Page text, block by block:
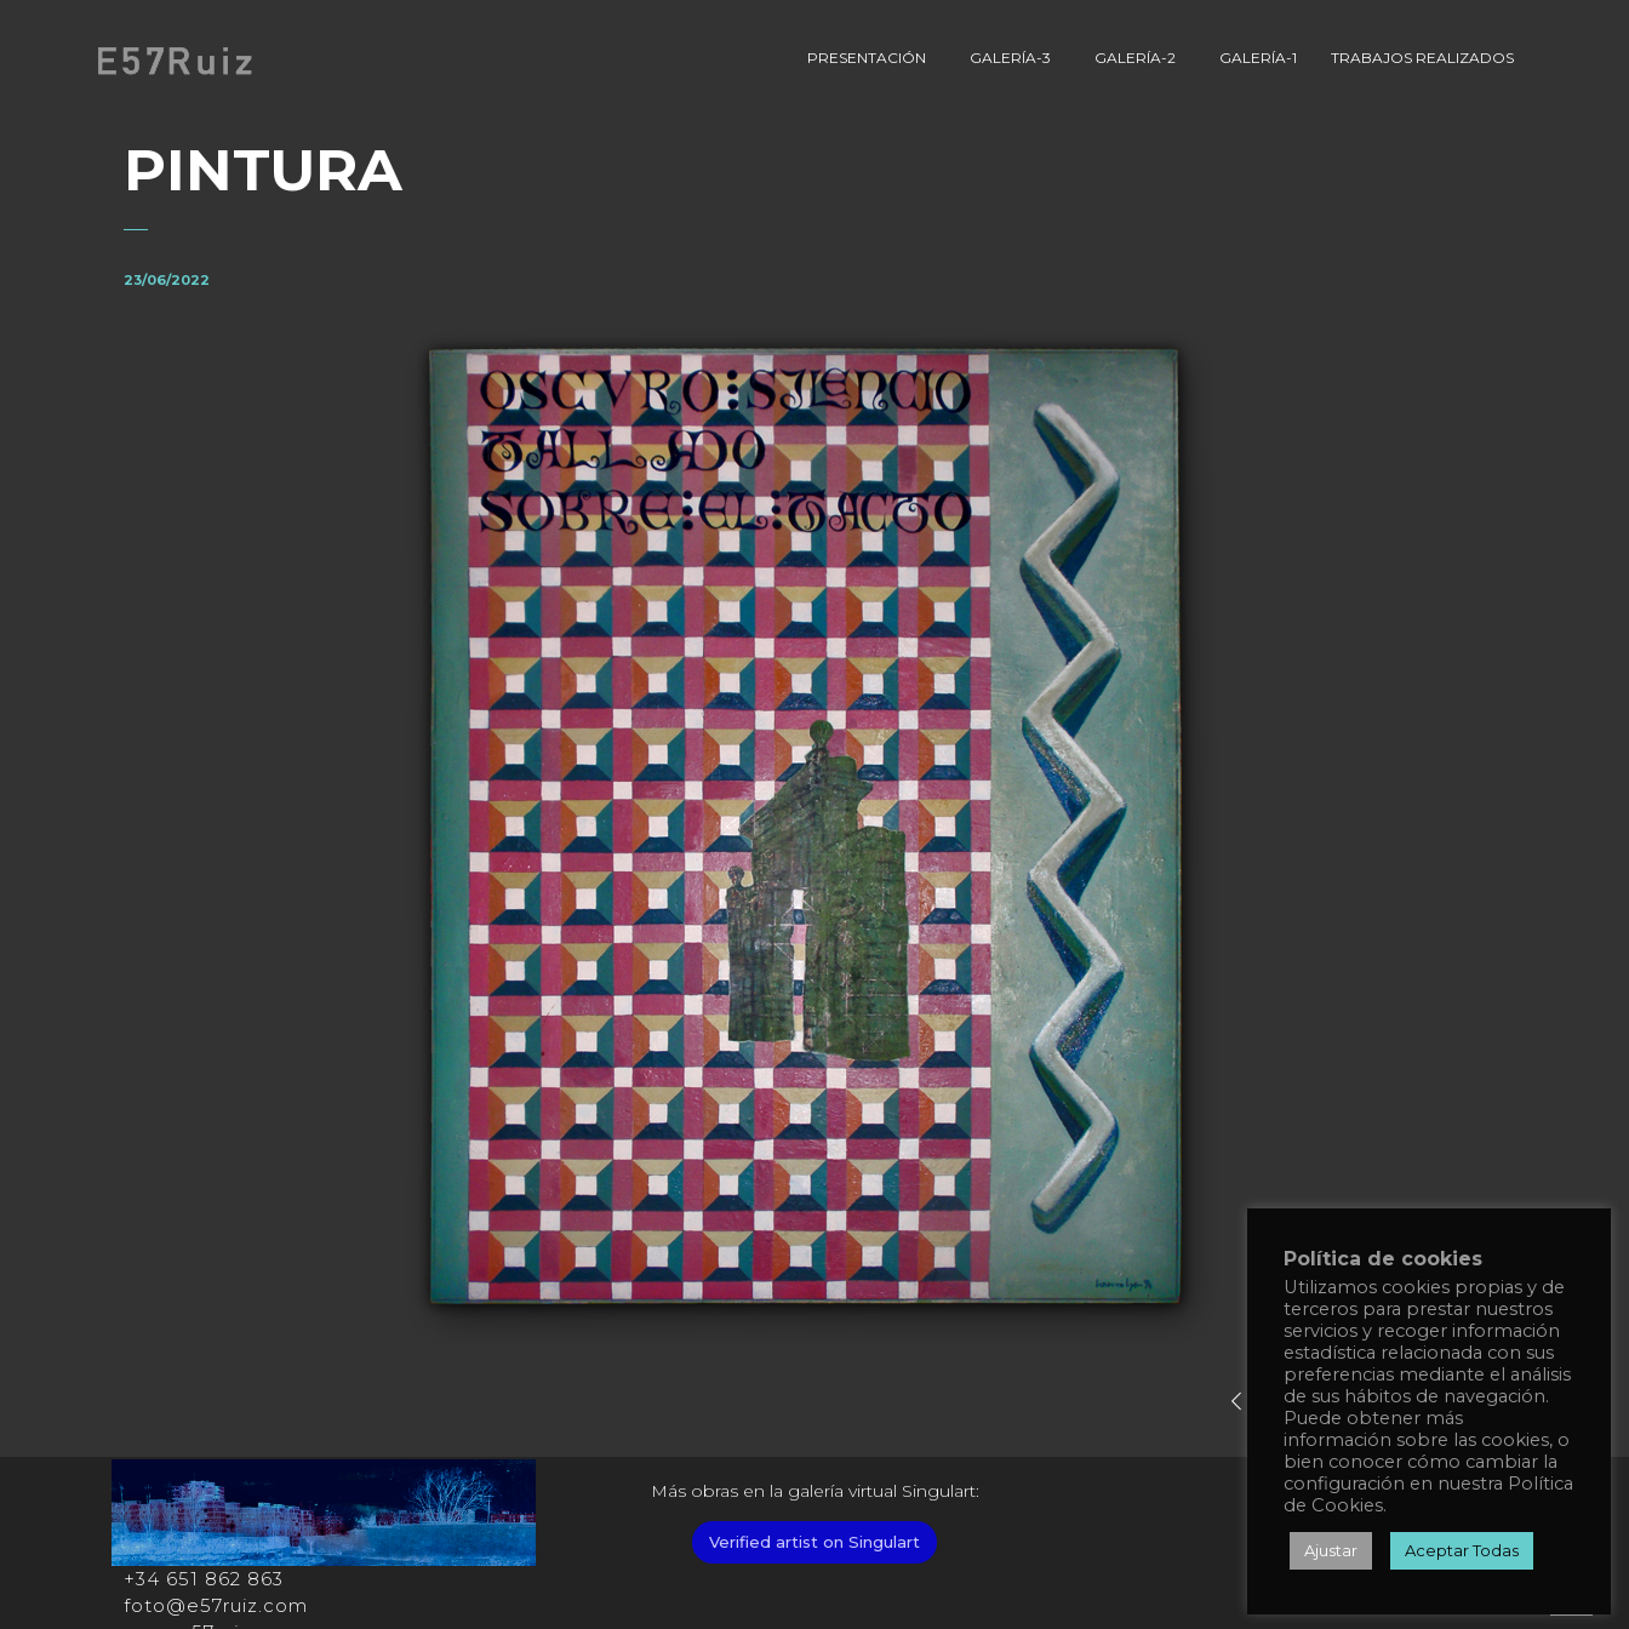
PRESENTACIÓN GALERÍA-3 GALERÍA-2 GALERÍA-1 TRABAJOS REALIZADOS
PINTURA
23/06/2022
previous post next post
+34 651 862 863
foto@e57ruiz.com
Más obras en la galería virtual Singulart:
Verified artist on Singulart
Política de privacidad
Política de Cookies
Política de cookies
Utilizamos cookies propias y de
terceros para prestar nuestros
servicios y recoger información
estadística relacionada con sus
preferencias mediante el análisis
de sus hábitos de navegación.
Puede obtener más
información sobre las cookies, o
bien conocer cómo cambiar la
configuración en nuestra Política
de Cookies.
Ajustar Aceptar Todas